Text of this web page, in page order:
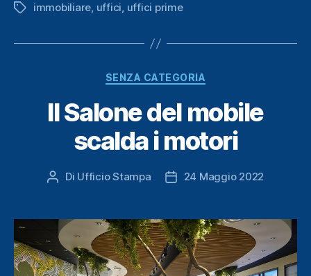
Tag immobiliare, uffici, uffici prime
Categorie
SENZA CATEGORIA
Il Salone del mobile
scalda i motori
Autore
Di Ufficio Stampa
Data24 Maggio 2022